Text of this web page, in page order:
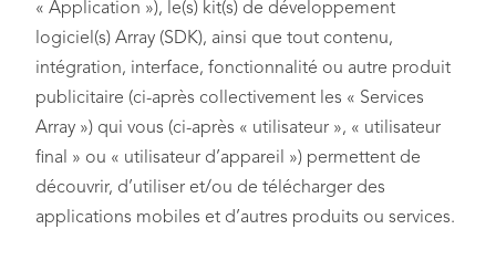
« Application »), le(s) kit(s) de développement
logiciel(s) Array (SDK), ainsi que tout contenu,
intégration, interface, fonctionnalité ou autre produit
publicitaire (ci-après collectivement les « Services
Array ») qui vous (ci-après « utilisateur », « utilisateur
final » ou « utilisateur d’appareil ») permettent de
découvrir, d’utiliser et/ou de télécharger des
applications mobiles et d’autres produits ou services.